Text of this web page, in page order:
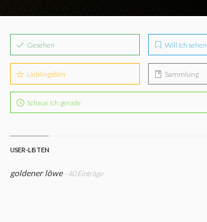
Gesehen Will ich sehen
Lieblingsfilm Sammlung
Schaue ich gerade
USER-LISTEN
goldener löwe - 40 Einträge